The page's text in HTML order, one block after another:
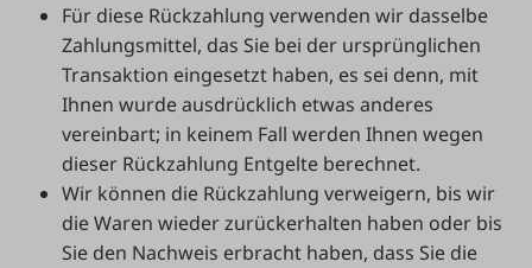
Für diese Rückzahlung verwenden wir dasselbe
Zahlungsmittel, das Sie bei der ursprünglichen
Transaktion eingesetzt haben, es sei denn, mit
Ihnen wurde ausdrücklich etwas anderes
vereinbart; in keinem Fall werden Ihnen wegen
dieser Rückzahlung Entgelte berechnet.
Wir können die Rückzahlung verweigern, bis wir
die Waren wieder zurückerhalten haben oder bis
Sie den Nachweis erbracht haben, dass Sie die